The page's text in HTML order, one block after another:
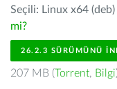
Seçili: Linux x64
mi?
26.2.3 SÜRÜMÜNÜ
207 MB (Torrent, Bilgi